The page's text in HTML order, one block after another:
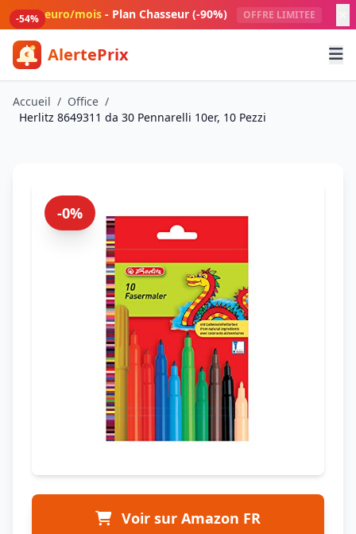
Aller au contenu principal
1 euro/mois - Plan Chasseur (-90%) OFFRE LIMITEE
AlertePrix
Meilleurs deals Amazon France
Accueil / Office /
Herlitz 8649311 da 30 Pennarelli 10er, 10 Pezzi
-0%
Voir sur Amazon FR
-69%
-64%
-55%
-54%